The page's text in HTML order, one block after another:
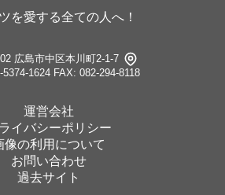
を愛する全ての人へ！
広島市中区本川町2-1-7
1624 FAX: 082-294-8118
運営会社
イバシーポリシー
像の利用について
お問い合わせ
過去サイト